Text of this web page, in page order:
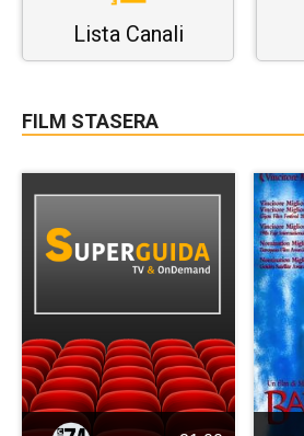
Lista Canali
FILM STASERA